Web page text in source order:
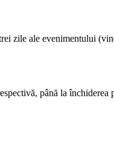
zile ale evenimentului
până la închiderea